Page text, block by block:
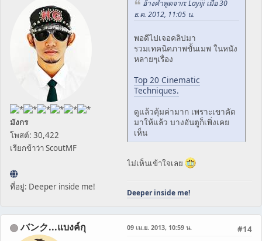
มังกร
โพสต์: 30,422
เรียกข้าว่า ScoutMF
ที่อยู่: Deeper inside me!
อ้างคำพูดจาก: Layiji เมื่อ 30
ธ.ค. 2012, 11:05 น.
พอดีไปเจอคลิปมา
รวมเทคนิคภาพขั้นเมพ ในหนัง
หลายๆเรื่อง
Top 20 Cinematic
Techniques.
ดูแล้วคุ้มค่ามาก เพราะเขาคัด
มาให้แล้ว บางอันตูก็เพิ่งเคย
เห็น
ไม่เห็นเข้าใจเลย
Deeper inside me!
バンク...แบงค์กุ #14
09 เม.ย. 2013, 10:59 น.